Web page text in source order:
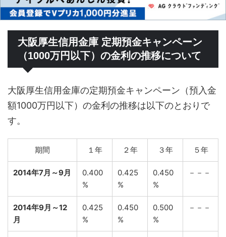
大阪厚生信用金庫 定期預金キャンペーン
（1000万円以下）の金利の推移について
大阪厚生信用金庫の定期預金キャンペーン（預入金
額1000万円以下）の金利の推移は以下のとおりで
す。
期間 １年 ２年 ３年 ５年
2014年7月～9月
0.400
%
0.425
%
0.450
%
－－－
2014年9月～12
月
0.425
%
0.450
%
0.500
%
－－－